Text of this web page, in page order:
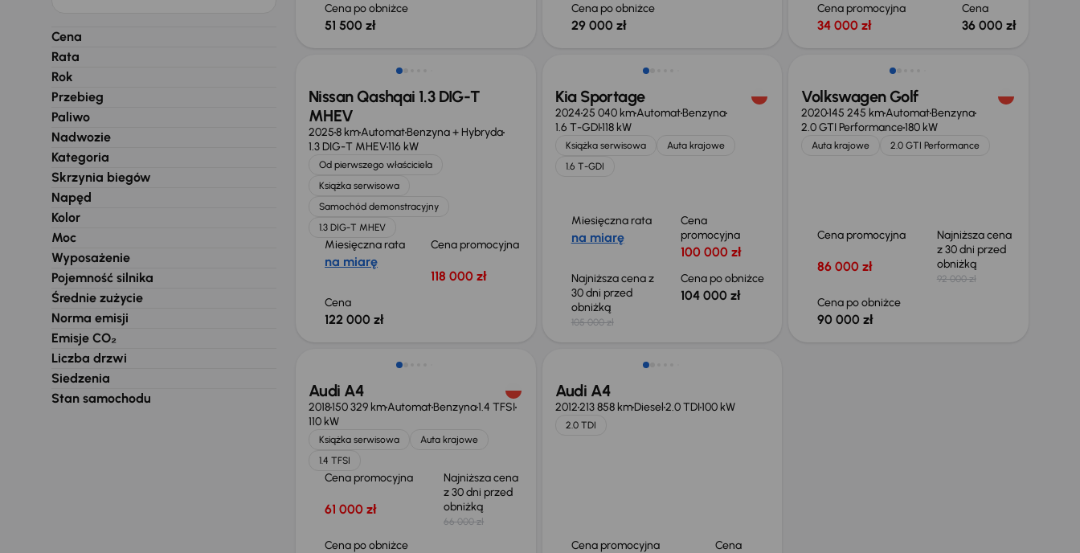
Cena
Rata
Rok
Przebieg
Paliwo
Nadwozie
Kategoria
Skrzynia biegów
Napęd
Kolor
Moc
Wyposażenie
Pojemność silnika
Średnie zużycie
Norma emisji
Emisje CO₂
Liczba drzwi
Siedzenia
Stan samochodu
Cena po obniżce
51 500 zł
Cena po obniżce
29 000 zł
Cena promocyjna
34 000 zł
Cena
36 000 zł
Od nowego taniej o 36 775 zł
Nissan Qashqai 1.3 DIG-T
MHEV
20258 kmAutomatBenzyna + Hybryda
1.3 DIG-T MHEV116 kW
Od pierwszego właściciela
Książka serwisowa
Samochód demonstracyjny
1.3 DIG-T MHEV
Miesięczna rata
na miarę
Cena promocyjna
118 000 zł
Cena
122 000 zł
Kia Sportage
202425 040 kmAutomatBenzyna
1.6 T-GDI118 kW
Książka serwisowa
Auta krajowe
1.6 T-GDI
Miesięczna rata
na miarę
Cena
promocyjna
100 000 zł
Najniższa cena z
30 dni przed
obniżką
105 000 zł
Cena po obniżce
104 000 zł
Taniej o 2 000 zł
Volkswagen Golf
2020145 245 kmAutomatBenzyna
2.0 GTI Performance180 kW
Auta krajowe 2.0 GTI Performance
Cena promocyjna
86 000 zł
Najniższa cena
z 30 dni przed
obniżką
92 000 zł
Cena po obniżce
90 000 zł
Audi A4
2018150 329 kmAutomatBenzyna1.4 TFSI
110 kW
Książka serwisowa
Auta krajowe
1.4 TFSI
Cena promocyjna
61 000 zł
Najniższa cena
z 30 dni przed
obniżką
66 000 zł
Cena po obniżce
Audi A4
2012213 858 kmDiesel2.0 TDI100 kW
2.0 TDI
Cena promocyjna Cena